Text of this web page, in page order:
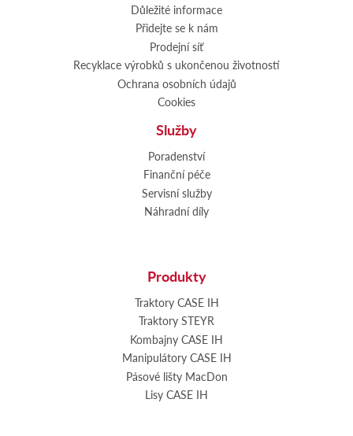
Důležité informace
Přidejte se k nám
Prodejní síť
Recyklace výrobků s ukončenou životností
Ochrana osobních údajů
Cookies
Služby
Poradenství
Finanční péče
Servisní služby
Náhradní díly
Produkty
Traktory CASE IH
Traktory STEYR
Kombajny CASE IH
Manipulátory CASE IH
Pásové lišty MacDon
Lisy CASE IH